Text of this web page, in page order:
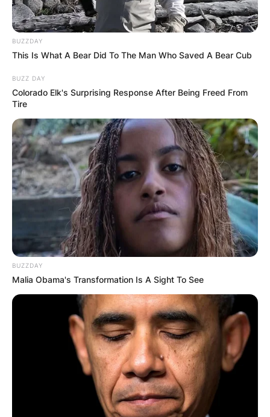
КАТЕГОРИИ
Пронајдете го тоа што ве интересира
Апартмани Вили
Локали Хотели
BUZZDAY
This Is What A Bear Did To The Man Who Saved A Bear Cub
BUZZ DAY
Colorado Elk's Surprising Response After Being Freed From
Tire
BUZZDAY
Malia Obama's Transformation Is A Sight To See